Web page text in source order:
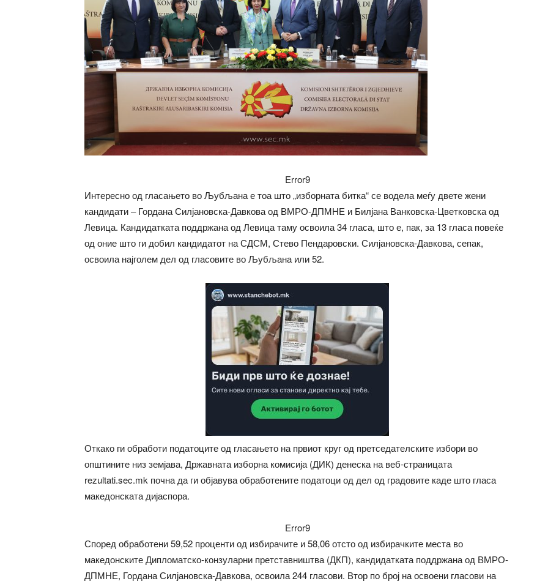
Error9
Интересно од гласањето во Љубљана е тоа што „изборната битка“ се водела меѓу двете жени
кандидати – Гордана Силјановска-Давкова од ВМРО-ДПМНЕ и Билјана Ванковска-Цветковска од
Левица. Кандидатката поддржана од Левица таму освоила 34 гласа, што е, пак, за 13 гласа повеќе
од оние што ги добил кандидатот на СДСМ, Стево Пендаровски. Силјановска-Давкова, сепак,
освоила најголем дел од гласовите во Љубљана или 52.
Откако ги обработи податоците од гласањето на првиот круг од претседателските избори во
општините низ земјава, Државната изборна комисија (ДИК) денеска на веб-страницата
rezultati.sec.mk почна да ги објавува обработените податоци од дел од градовите каде што гласа
македонската дијаспора.
Error9
Според обработени 59,52 проценти од избирачите и 58,06 отсто од избирачките места во
македонските Дипломатско-конзуларни претставништва (ДКП), кандидатката поддржана од ВМРО-
ДПМНЕ, Гордана Силјановска-Давкова, освоила 244 гласови. Втор по број на освоени гласови на